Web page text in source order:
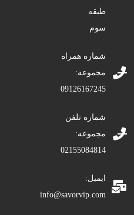
طبقه
سوم
شماره همراه
مجموعه:
09126167245
شماره تلفن
مجموعه:
02155084814
ایمیل:
info@savorvip.com